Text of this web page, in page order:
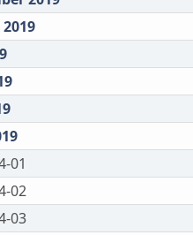
01
02
03